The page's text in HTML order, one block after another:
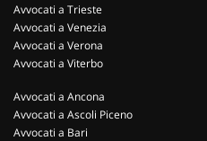
Avvocati a Trieste
Avvocati a Venezia
Avvocati a Verona
Avvocati a Viterbo
Avvocati a Ancona
Avvocati a Ascoli Piceno
Avvocati a Bari